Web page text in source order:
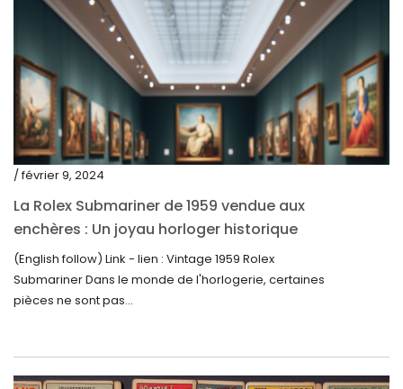
septembre 2022
août 2022
juillet 2022
juin 2022
mai 2022
avril 2022
mars 2022
février 2022
décembre 2021
septembre 2021
/ février 9, 2024
La Rolex Submariner de 1959 vendue aux
enchères : Un joyau horloger historique
trouve un nouveau propriétaire pour 60 000
$
(English follow) Link - lien : Vintage 1959 Rolex
Submariner Dans le monde de l'horlogerie, certaines
pièces ne sont pas...